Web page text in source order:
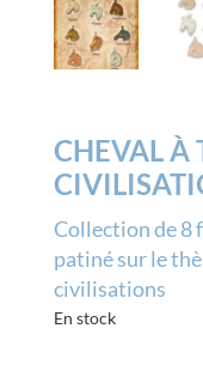
CHEVAL À
Collection de 8
patiné sur le
civilisations
En stock